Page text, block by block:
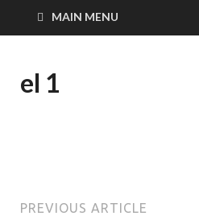
MAIN MENU
el 1
PREVIOUS ARTICLE